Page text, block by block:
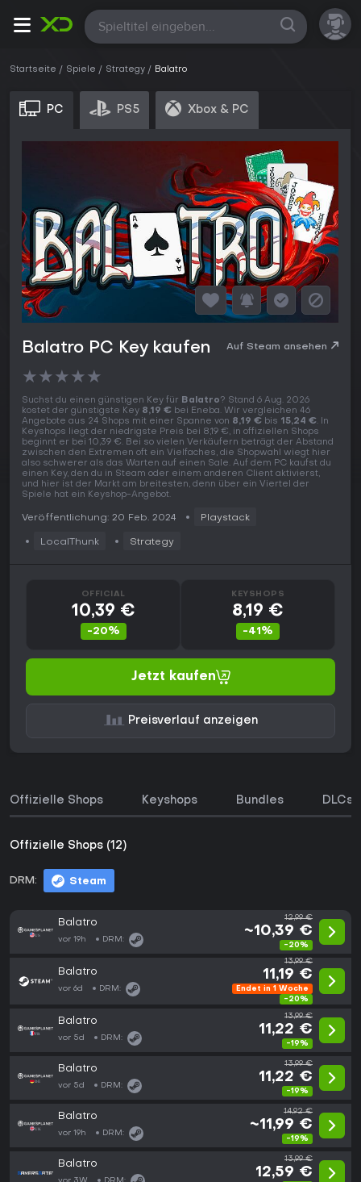
Alle
Startseite Spiele Strategy Balatro
PC PS5 Xbox & PC
Balatro PC Key kaufen Auf Steam ansehen
★★★★★
Suchst du einen günstigen Key für Balatro? Stand 6 Aug. 2026
kostet der günstigste Key 8,19 € bei Eneba. Wir vergleichen 46
Angebote aus 24 Shops mit einer Spanne von 8,19 € bis 15,24 €. In
Keyshops liegt der niedrigste Preis bei 8,19 €, in offiziellen Shops
beginnt er bei 10,39 €. Bei so vielen Verkäufern beträgt der Abstand
zwischen den Extremen oft ein Vielfaches, die Shopwahl wiegt hier
also schwerer als das Warten auf einen Sale. Auf dem PC kaufst du
einen Key, den du in Steam oder einem anderen Client aktivierst,
und hier ist der Markt am breitesten, denn über ein Viertel der
Spiele hat ein Keyshop-Angebot.
Veröffentlichung: 20 Feb. 2024 Playstack
LocalThunk Strategy
OFFICIAL
10,39 €
-20%
KEYSHOPS
8,19 €
-41%
Jetzt kaufen
Preisverlauf anzeigen
Offizielle Shops Keyshops Bundles DLCs
Offizielle Shops (12)
DRM: Steam
Balatro
vor 19h DRM:
12,99 €
~10,39 €
-20%
Balatro
vor 6d DRM:
13,99 €
11,19 €
Endet in 1 Woche
-20%
Balatro
vor 5d DRM:
13,99 €
11,22 €
-19%
Balatro
vor 5d DRM:
13,99 €
11,22 €
-19%
Balatro
vor 19h DRM:
14,92 €
~11,99 €
-19%
Balatro 13,99 €
12,59 €